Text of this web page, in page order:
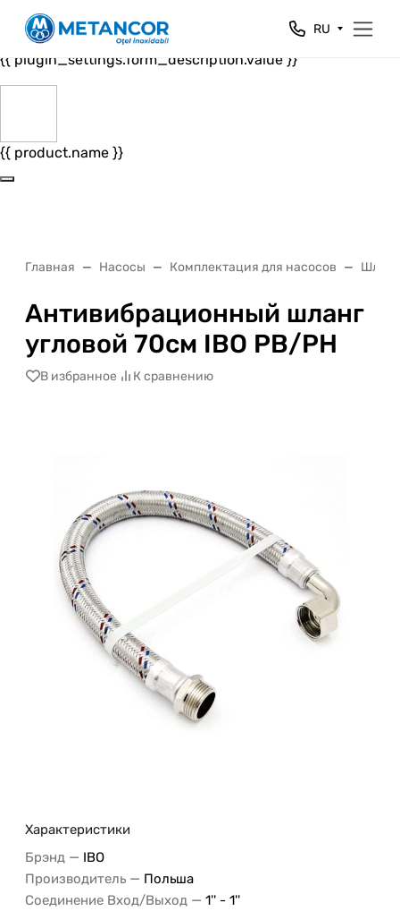
Close
{{ plugin_settings.form_header.value }}
{{ plugin_settings.form_description.value }}
{{ product.name }}
RU
Главная Насосы Комплектация для насосов
Антивибрационный шланг
угловой 70см IBO РВ/РН
В избранное К сравнению
Характеристики
Брэнд — IBO
Производитель — Польша
Соединение Вход/Выход — 1'' - 1''